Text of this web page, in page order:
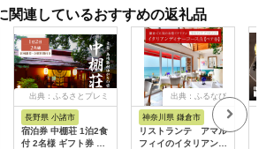
関連しているおすすめの返礼品
出典：ふるさとプレミ
アム
長野県 小諸市
宿泊券 中棚荘 1泊2食
付 2名様 ギフト券 チ
出典：ふるなび
神奈川県 鎌倉市
リストランテ アマル
フィイのイタリアンデ